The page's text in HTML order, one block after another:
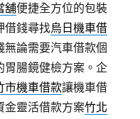
舖便捷全方位的包裝
借錢尋找烏日機車借
論需要汽車借款個
胃腸鏡健檢方案。企
市機車借款讓機車借
金靈活借款方案竹北